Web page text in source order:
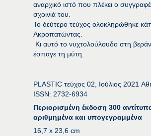
αναρχικό ιστό που πλέκει ο
σχοινιά του.
Το δεύτερο τεύχος ολοκληρώθηκε
Ακροπατώντας.
Κι αυτό το νυχτολούλουδο στη
έσπαγε τη μύτη.
PLASTIC τεύχος 02, Ιούλιος 2021
ISSN: 2732-6934
Περιορισμένη έκδοση 300
αριθμημένα και υπογεγραμμένα
16,7 x 23,6 cm